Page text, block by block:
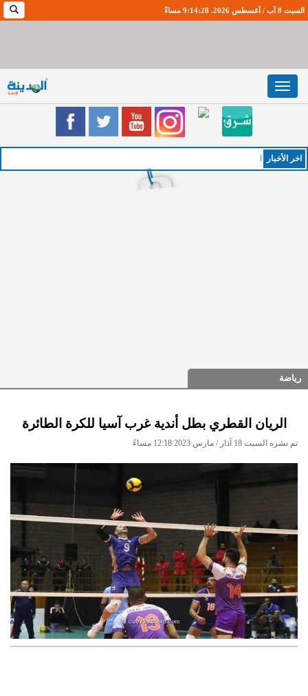
السبت 8 آب / أغسطس 2026. 9:14:28 مساءً
Toggle
navigation
اخر اﻷخبار
رياضة
الريان القطري بطل أندية غرب آسيا للكرة الطائرة
تم نشره السبت 18 آذار / مارس 2023 12:18 مساءً